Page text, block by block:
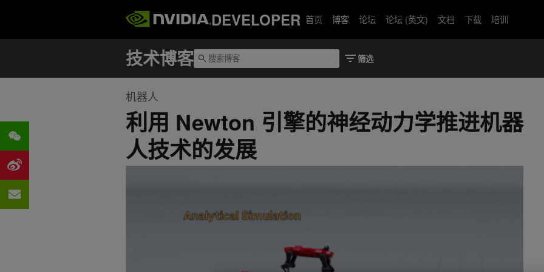
DEVELOPER 首页 博客 论坛 论坛 (英文) 文档 下载 培训
机器人
利用 Newton 引擎的神经动力学推进机器
人技术的发展